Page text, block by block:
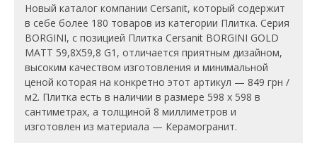
Новый каталог компании Cersanit, который содержит
в себе более 180 товаров из категории Плитка. Серия
BORGINI, c позицией Плитка Cersanit BORGINI GOLD
MATT 59,8X59,8 G1, отличается приятным дизайном,
высоким качеством изготовления и минимальной
ценой которая на конкретно этот артикул — 849 грн /
м2. Плитка есть в наличии в размере 598 x 598 в
сантиметрах, а толщиной 8 миллиметров и
изготовлен из материала — Керамогранит.